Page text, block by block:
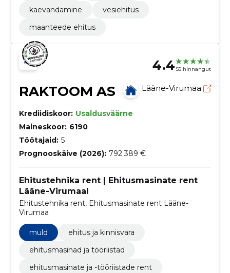
kaevandamine
vesiehitus
maanteede ehitus
4.4 55 hinnangut
RAKTOOM AS Lääne-Virumaa
Krediidiskoor: Usaldusväärne
Maineskoor: 6190
Töötajaid: 5
Prognooskäive (2026): 792 389 €
Ehitustehnika rent | Ehitusmasinate rent
Lääne-Virumaal
Ehitustehnika rent, Ehitusmasinate rent Lääne-
Virumaa
muld
ehitus ja kinnisvara
ehitusmasinad ja tööriistad
ehitusmasinate ja -tööriistade rent